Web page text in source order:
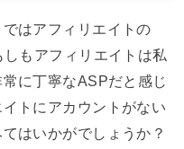
はアフィリエイトの
もアフィリエイトは私
に丁寧なASPだと感じ
トにアカウントがない
はいかがでしょうか？